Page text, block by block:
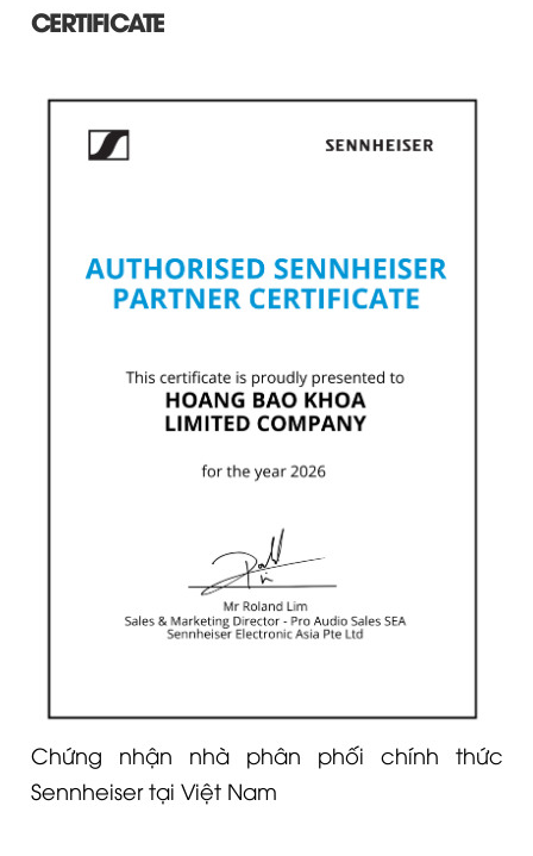
CERTIFICATE
Chứng nhận nhà phân phối chính thức
Sennheiser tại Việt Nam